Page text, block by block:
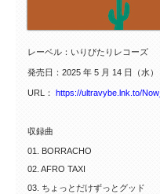
レーベル：いりびたりレコーズ
発売日：2025 年 5 月 14 日（水）
URL： https://ultravybe.lnk.to/Now_
収録曲
01. BORRACHO
02. AFRO TAXI
03. ちょっとだけずっとグッド